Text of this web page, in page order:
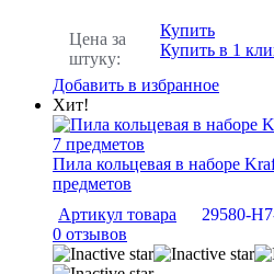
Цена за
штуку:
Купить
Купить в 1
Добавить в избранное
Хит!
Пила кольцевая в наборе
предметов
Артикул товара
29580-
0 отзывов